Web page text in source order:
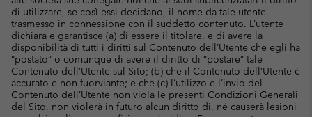
di utilizzare, se così essi decidano, il nome da tale utente
trasmesso in connessione con il suddetto contenuto. L’utente
dichiara e garantisce (a) di essere il titolare, e di avere la
disponibilità di tutti i diritti sul Contenuto dell’Utente che egli ha
“postato” o comunque di avere il diritto di “postare” tale
Contenuto dell’Utente sul Sito; (b) che il Contenuto dell’Utente è
accurato e non fuorviante; e che (c) l’utilizzo e l’invio del
Contenuto dell’Utente non viola le presenti Condizioni Generali
del Sito, non violerà in futuro alcun diritto di, né causerà lesioni